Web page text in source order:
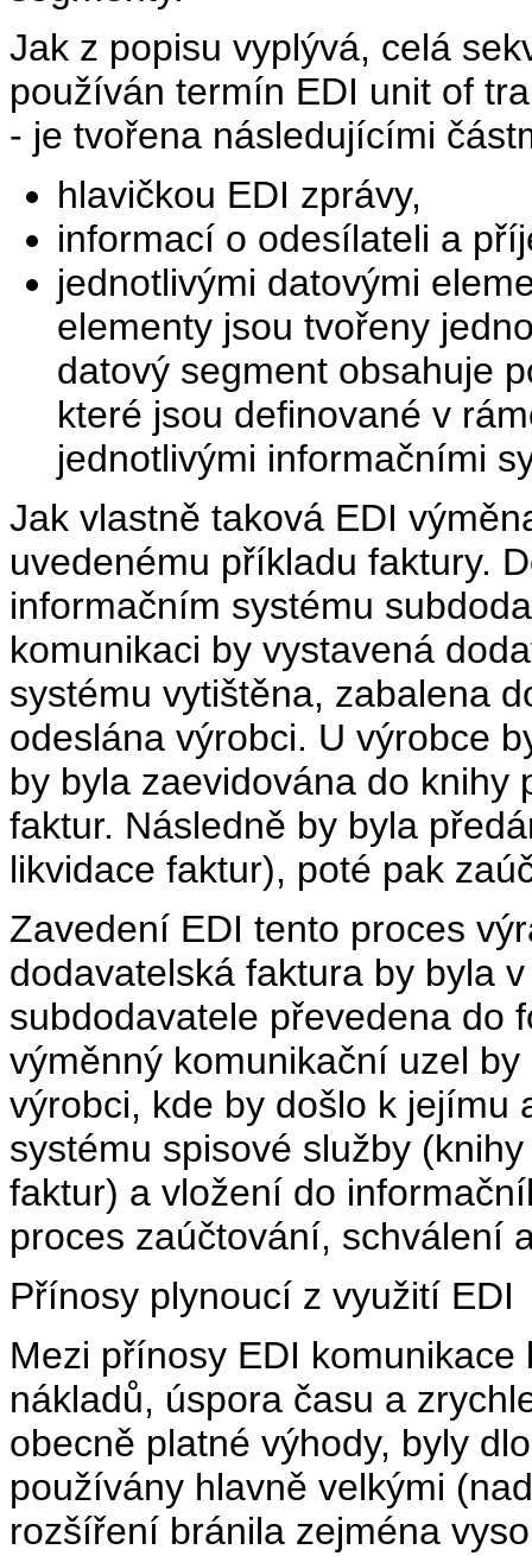
Jak z popisu vyplývá, celá
používán termín EDI unit of
- je tvořena následujícími
hlavičkou EDI zprávy,
informací o odesílateli a
jednotlivými datovými
elementy jsou tvořeny
datový segment obsahuje
které jsou definované v
jednotlivými informačními
Jak vlastně taková EDI
uvedenému příkladu faktury.
informačním systému
komunikaci by vystavená
systému vytištěna, zabalena
odeslána výrobci. U výrobce
by byla zaevidována do knihy
faktur. Následně by byla
likvidace faktur), poté pak
Zavedení EDI tento proces
dodavatelská faktura by byla
subdodavatele převedena do
výměnný komunikační uzel
výrobci, kde by došlo k jejímu
systému spisové služby
faktur) a vložení do
proces zaúčtování, schválení
Přínosy plynoucí z využití EDI
Mezi přínosy EDI
nákladů, úspora času a
obecně platné výhody, byly
používány hlavně velkými
rozšíření bránila zejména